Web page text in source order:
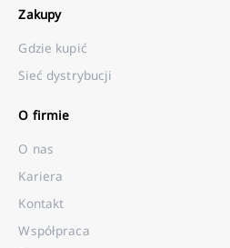
Zakupy
Gdzie kupić
Sieć dystrybucji
O firmie
O nas
Kariera
Kontakt
Współpraca